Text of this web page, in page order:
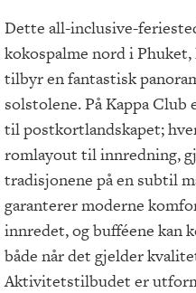
Dette all-inclusive-
kokospalme nord i Phuket,
tilbyr en fantastisk
solstolene. På Kappa
til postkortlandskapet;
romlayout til innredning,
tradisjonene på en subtil
garanterer moderne
innredet, og bufféene kan
både når det gjelder
Aktivitetstilbudet er